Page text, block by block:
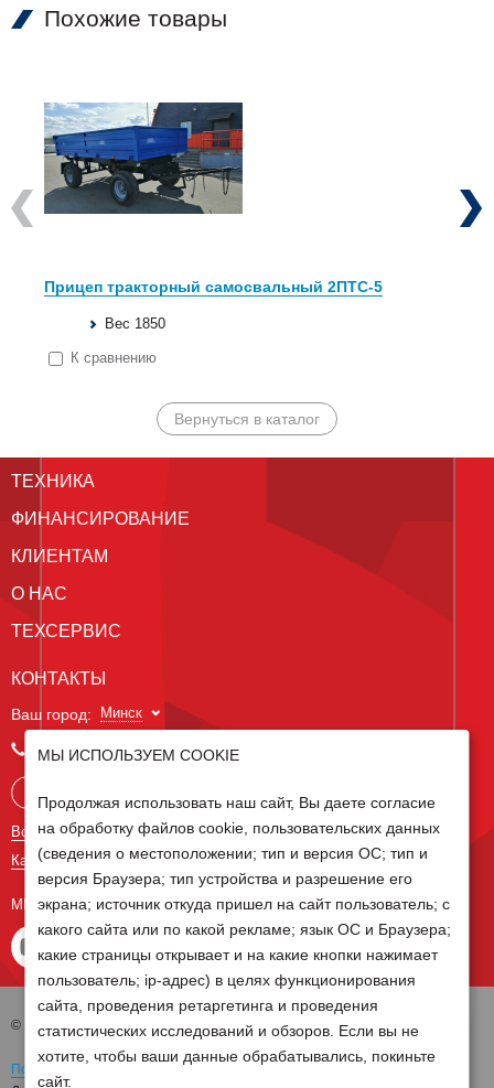
Похожие товары
Прицеп тракторный самосвальный 2ПТС-5
Вес 1850
К сравнению
Previous Next
Вернуться в каталог
ТЕХНИКА
ФИНАНСИРОВАНИЕ
КЛИЕНТАМ
О НАС
ТЕХСЕРВИС
КОНТАКТЫ
Ваш город: Минск
+375 29 238 97 34
Все контакты
Карта сайта
МЫ В СОЦ СЕТЯХ
© 2026 Группа компаний Белагро
Политика обработки персональных данных
МЫ ИСПОЛЬЗУЕМ COOKIE
Продолжая использовать наш сайт, Вы даете согласие
на обработку файлов cookie, пользовательских данных
(сведения о местоположении; тип и версия ОС; тип и
версия Браузера; тип устройства и разрешение его
экрана; источник откуда пришел на сайт пользователь; с
какого сайта или по какой рекламе; язык ОС и Браузера;
какие страницы открывает и на какие кнопки нажимает
пользователь; ip-адрес) в целях функционирования
сайта, проведения ретаргетинга и проведения
статистических исследований и обзоров. Если вы не
хотите, чтобы ваши данные обрабатывались, покиньте
сайт.